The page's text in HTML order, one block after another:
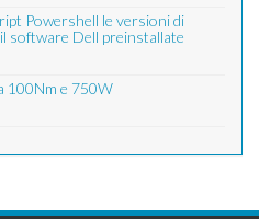
Powershell le versioni di
software Dell preinstallate
100Nm e 750W